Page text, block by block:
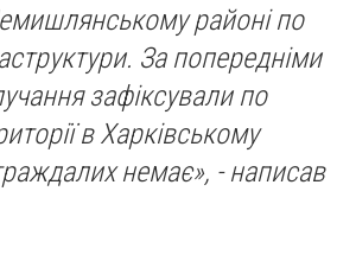
районі по
За попередніми
зафіксували по
в Харківському
немає», - написав